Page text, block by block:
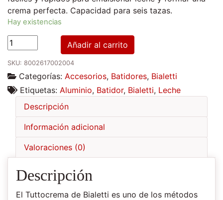
crema perfecta. Capacidad para seis tazas.
Hay existencias
Batidor
de
leche
Bialetti
Tuttocrema
cantidad
Añadir al carrito
SKU: 8002617002004
Categorías: Accesorios, Batidores, Bialetti
Etiquetas: Aluminio, Batidor, Bialetti, Leche
Descripción
Información adicional
Valoraciones (0)
Descripción
El Tuttocrema de Bialetti es uno de los métodos